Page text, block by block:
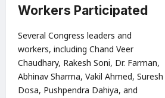
Workers Participated
Several Congress leaders and
workers, including Chand Veer
Chaudhary, Rakesh Soni, Dr. Farman,
Abhinav Sharma, Vakil Ahmed, Suresh
Dosa, Pushpendra Dahiya, and